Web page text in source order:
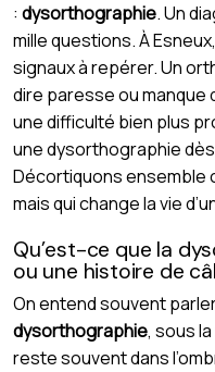
: dysorthographie. Un
mille questions. À
signaux à repérer. Un
dire paresse ou manque
une difficulté bien plus
une dysorthographie dès
Décortiquons ensemble
mais qui change la vie
Qu’est-ce que la
ou une histoire de
On entend souvent
dysorthographie, sous la
reste souvent dans